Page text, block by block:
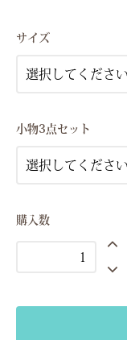
サイズ
小物3点セット
購入数